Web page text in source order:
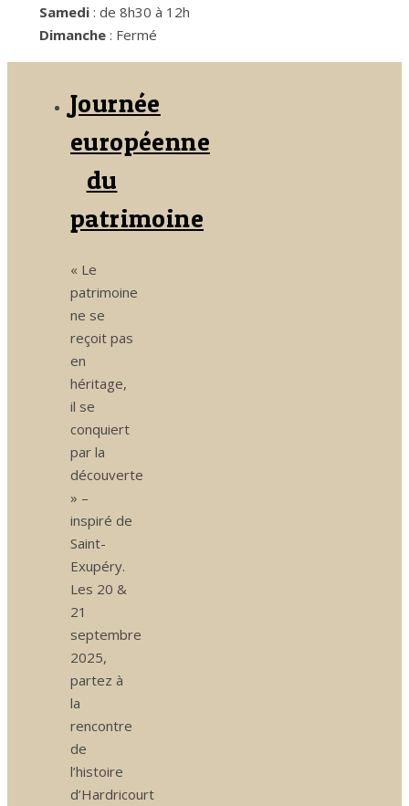
Samedi : de 8h30 à 12h
Dimanche : Fermé
Journée
européenne
du
patrimoine
« Le
patrimoine
ne se
reçoit pas
en
héritage,
il se
conquiert
par la
découverte
» –
inspiré de
Saint-
Exupéry.
Les 20 &
21
septembre
2025,
partez à
la
rencontre
de
l’histoire
d’Hardricourt